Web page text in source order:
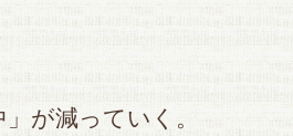
」が減っていく。